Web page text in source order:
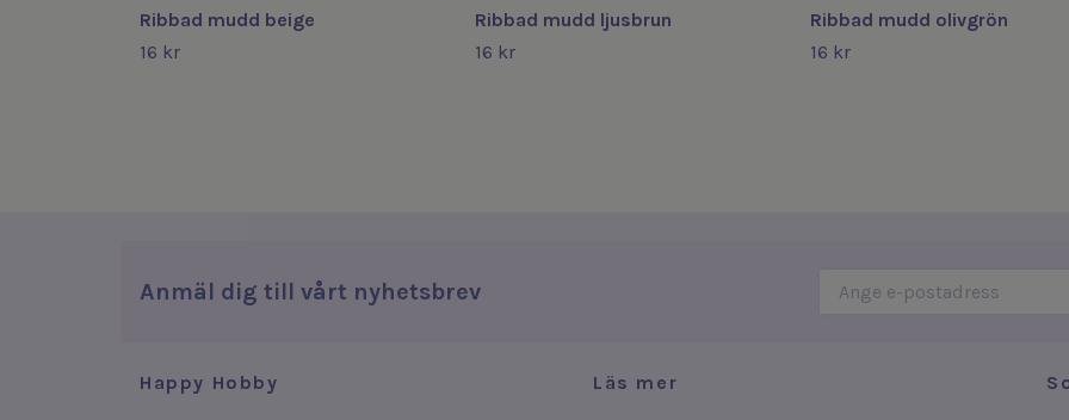
Ribbad mudd beige
16 kr
Ribbad mudd ljusbrun
16 kr
Ribbad mudd olivgrön
16 kr
Anmäl dig till vårt nyhetsbrev
Happy Hobby Läs mer